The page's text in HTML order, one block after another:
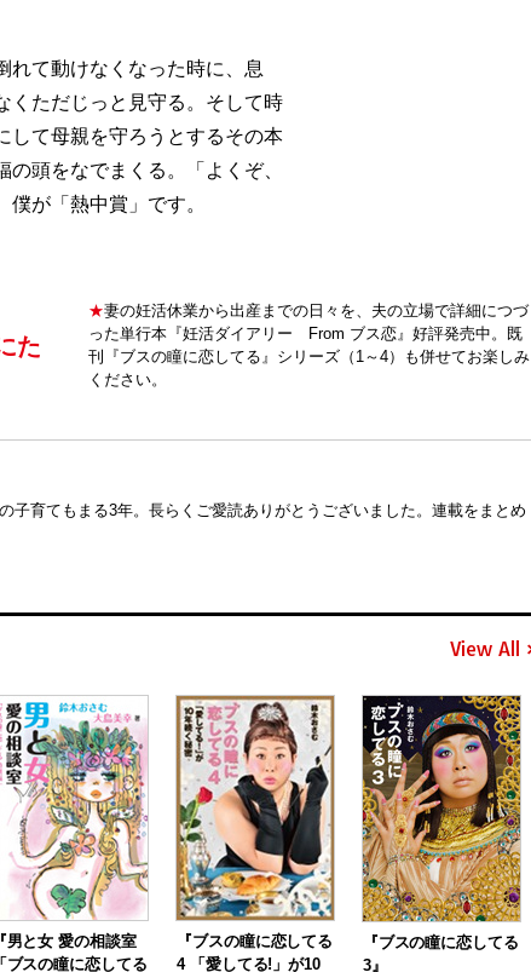
れて動けなくなった時に、息
くただじっと見守る。そして時
して母親を守ろうとするその本
頭をなでまくる。「よくぞ、
が「熱中賞」です。
た
★妻の妊活休業から出産までの日々を、夫の立場で詳細につづ
った単行本『妊活ダイアリー From ブス恋』好評発売中。既
刊『ブスの瞳に恋してる』シリーズ（1～4）も併せてお楽しみ
ください。
子育てもまる3年。長らくご愛読ありがとうございました。連載をまとめ
View All
『男と女 愛の相談室
「ブスの瞳に恋してる
『ブスの瞳に恋してる
4 「愛してる!」が10
『ブスの瞳に恋してる
3』